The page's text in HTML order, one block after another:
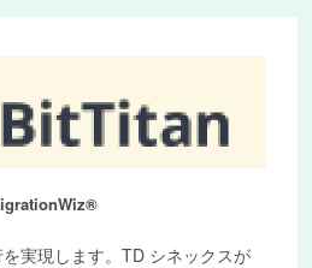
実現します。TD シネックスが